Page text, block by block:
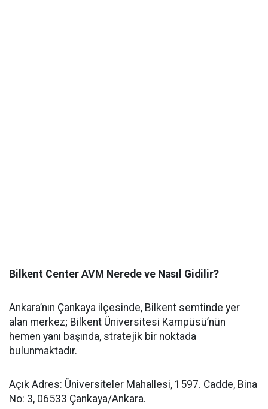
Bilkent Center AVM Nerede ve Nasıl Gidilir?
Ankara’nın Çankaya ilçesinde, Bilkent semtinde yer
alan merkez; Bilkent Üniversitesi Kampüsü’nün
hemen yanı başında, stratejik bir noktada
bulunmaktadır.
Açık Adres: Üniversiteler Mahallesi, 1597. Cadde, Bina
No: 3, 06533 Çankaya/Ankara.